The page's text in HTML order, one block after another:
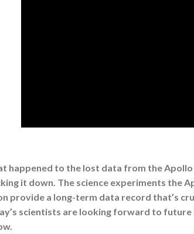
happened to the lost data from the
it down. The science experiments the
provide a long-term data record that’s
scientists are looking forward to